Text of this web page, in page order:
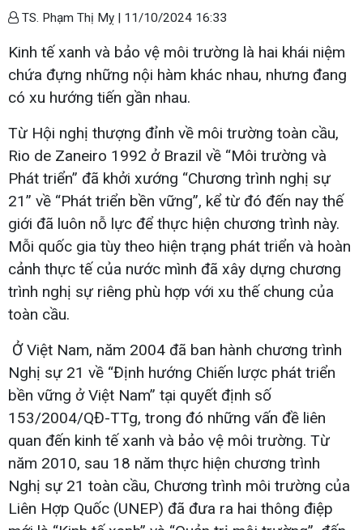
TS. Phạm Thị Mỵ | 11/10/2024 16:33
Kinh tế xanh và bảo vệ môi trường là hai khái niệm
chứa đựng những nội hàm khác nhau, nhưng đang
có xu hướng tiến gần nhau.
Từ Hội nghị thượng đỉnh về môi trường toàn cầu,
Rio de Zaneiro 1992 ở Brazil về “Môi trường và
Phát triển” đã khởi xướng “Chương trình nghị sự
21” về “Phát triển bền vững”, kể từ đó đến nay thế
giới đã luôn nỗ lực để thực hiện chương trình này.
Mỗi quốc gia tùy theo hiện trạng phát triển và hoàn
cảnh thực tế của nước mình đã xây dựng chương
trình nghị sự riêng phù hợp với xu thế chung của
toàn cầu.
Ở Việt Nam, năm 2004 đã ban hành chương trình
Nghị sự 21 về “Định hướng Chiến lược phát triển
bền vững ở Việt Nam” tại quyết định số
153/2004/QĐ-TTg, trong đó những vấn đề liên
quan đến kinh tế xanh và bảo vệ môi trường. Từ
năm 2010, sau 18 năm thực hiện chương trình
Nghị sự 21 toàn cầu, Chương trình môi trường của
Liên Hợp Quốc (UNEP) đã đưa ra hai thông điệp